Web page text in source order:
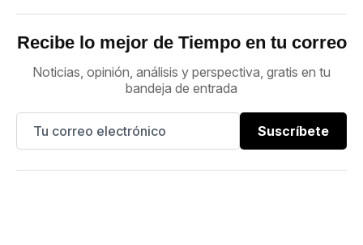
Recibe lo mejor de Tiempo en tu correo
Noticias, opinión, análisis y perspectiva, gratis en tu
bandeja de entrada
Suscríbete